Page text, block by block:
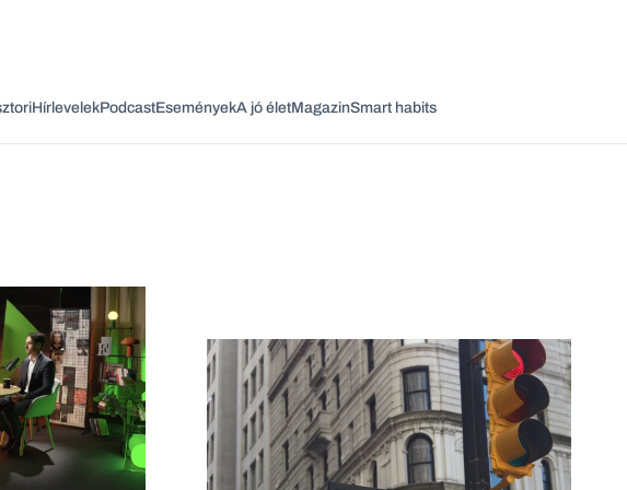
Vagy fedezze fel a következő témákat
Üzlet Pénz Zöld Legyél jobb!
HírlevelekPodcastEseményekA jó életMagazinSmart habits